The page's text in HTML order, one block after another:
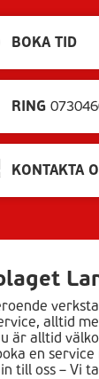
BOKA TID
RING
KONTAKTA
alltid
är alltid
en
till oss – Vi